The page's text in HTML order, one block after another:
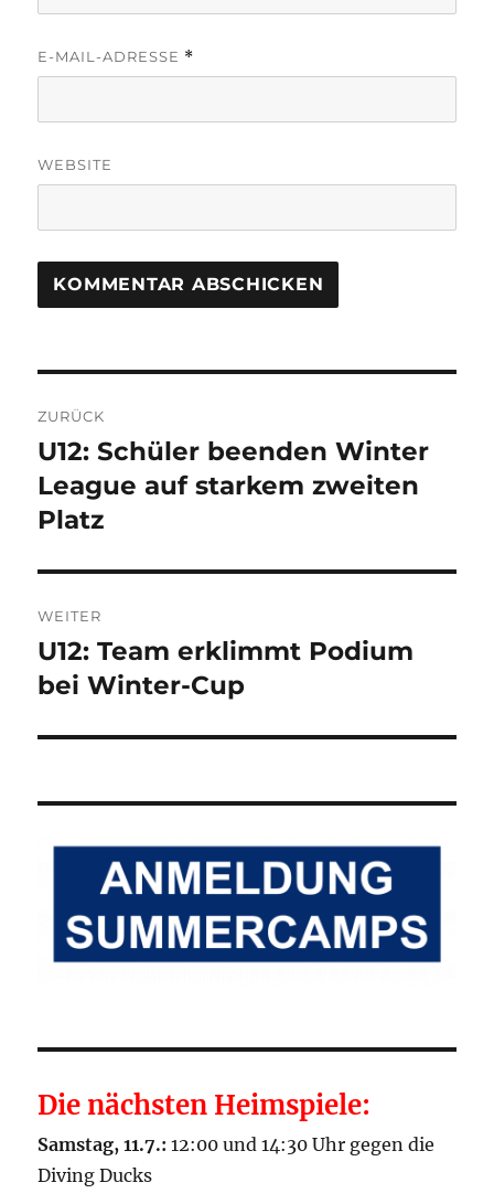
E-MAIL-ADRESSE *
WEBSITE
ZURÜCK
Vorheriger
Beitrag:
U12: Schüler beenden Winter
League auf starkem zweiten
Platz
WEITER
Nächster
Beitrag:
U12: Team erklimmt Podium
bei Winter-Cup
Die nächsten Heimspiele:
Samstag, 11.7.: 12:00 und 14:30 Uhr gegen die
Diving Ducks